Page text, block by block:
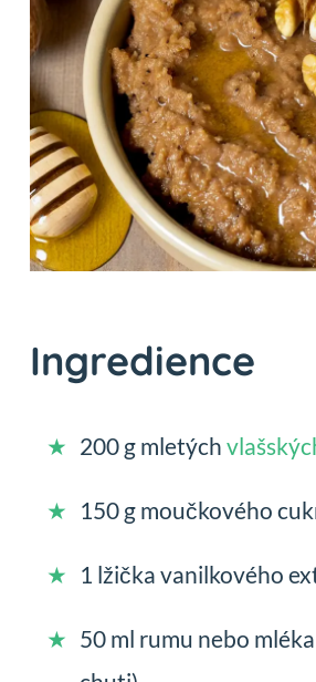
Ingredience
200 g mletých
150 g moučkového
1 lžička vanilkového
50 ml rumu nebo